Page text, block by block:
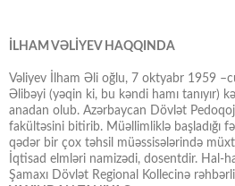
İLHAM VƏLİYEV HAQQINDA
Vəliyev İlham Əli oğlu, 7 oktyabr 1959
Əlibəyi (yəqin ki, bu kəndi hamı tanıyır)
anadan olub. Azərbaycan Dövlət
fakültəsini bitirib. Müəllimliklə başladığı
qədər bir çox təhsil müəssisələrində
İqtisad elmləri namizədi, dosentdir. Hal-
Şamaxı Dövlət Regional Kollecinə